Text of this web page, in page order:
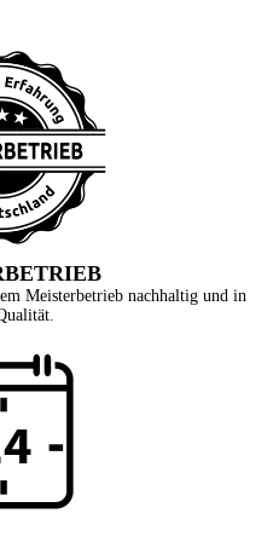
Meisterbetrieb nachhaltig und in